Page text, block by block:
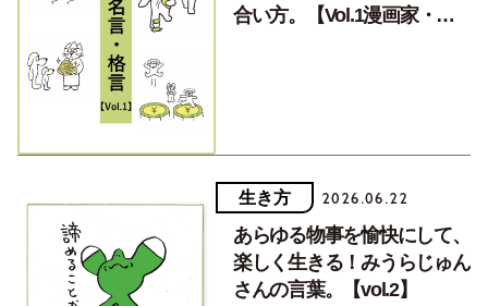
合い方。【Vol.1漫画家・ひ
生き方 2026.06.22
あらゆる物事を愉快にして、
楽しく生きる！みうらじゅん
さんの言葉。【vol.2】